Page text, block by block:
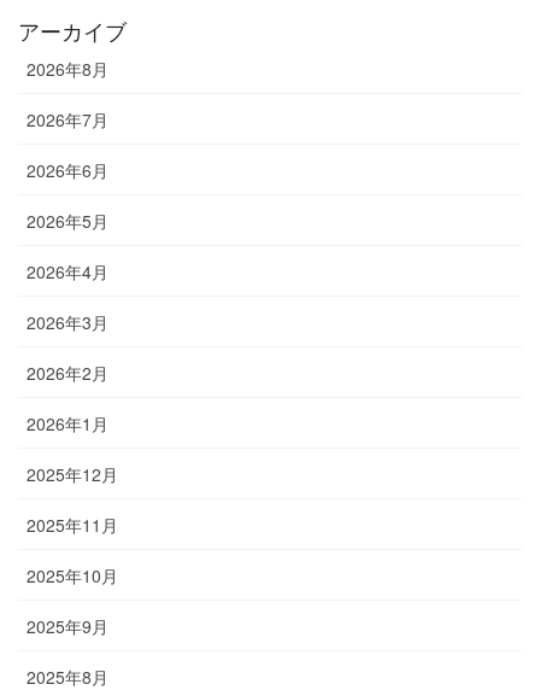
アーカイブ
2026年8月
2026年7月
2026年6月
2026年5月
2026年4月
2026年3月
2026年2月
2026年1月
2025年12月
2025年11月
2025年10月
2025年9月
2025年8月